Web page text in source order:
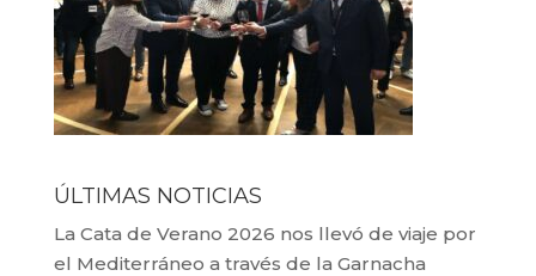
ÚLTIMAS NOTICIAS
La Cata de Verano 2026 nos llevó de viaje por
el Mediterráneo a través de la Garnacha